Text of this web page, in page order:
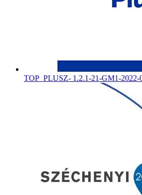
TOP_PLUSZ- 1.2.1-21-GM1-2022-